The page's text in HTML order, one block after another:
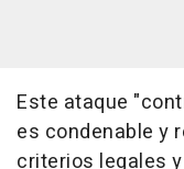
Este ataque
es condenable y
criterios legales